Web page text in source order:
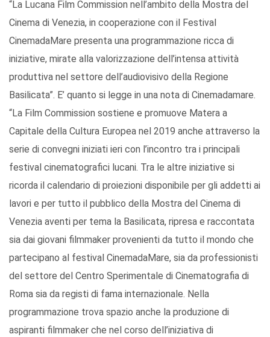
“La Lucana Film Commission nell’ambito della Mostra del
Cinema di Venezia, in cooperazione con il Festival
CinemadaMare presenta una programmazione ricca di
iniziative, mirate alla valorizzazione dell’intensa attività
produttiva nel settore dell’audiovisivo della Regione
Basilicata”. E’ quanto si legge in una nota di Cinemadamare.
“La Film Commission sostiene e promuove Matera a
Capitale della Cultura Europea nel 2019 anche attraverso la
serie di convegni iniziati ieri con l’incontro tra i principali
festival cinematografici lucani. Tra le altre iniziative si
ricorda il calendario di proiezioni disponibile per gli addetti ai
lavori e per tutto il pubblico della Mostra del Cinema di
Venezia aventi per tema la Basilicata, ripresa e raccontata
sia dai giovani filmmaker provenienti da tutto il mondo che
partecipano al festival CinemadaMare, sia da professionisti
del settore del Centro Sperimentale di Cinematografia di
Roma sia da registi di fama internazionale. Nella
programmazione trova spazio anche la produzione di
aspiranti filmmaker che nel corso dell’iniziativa di